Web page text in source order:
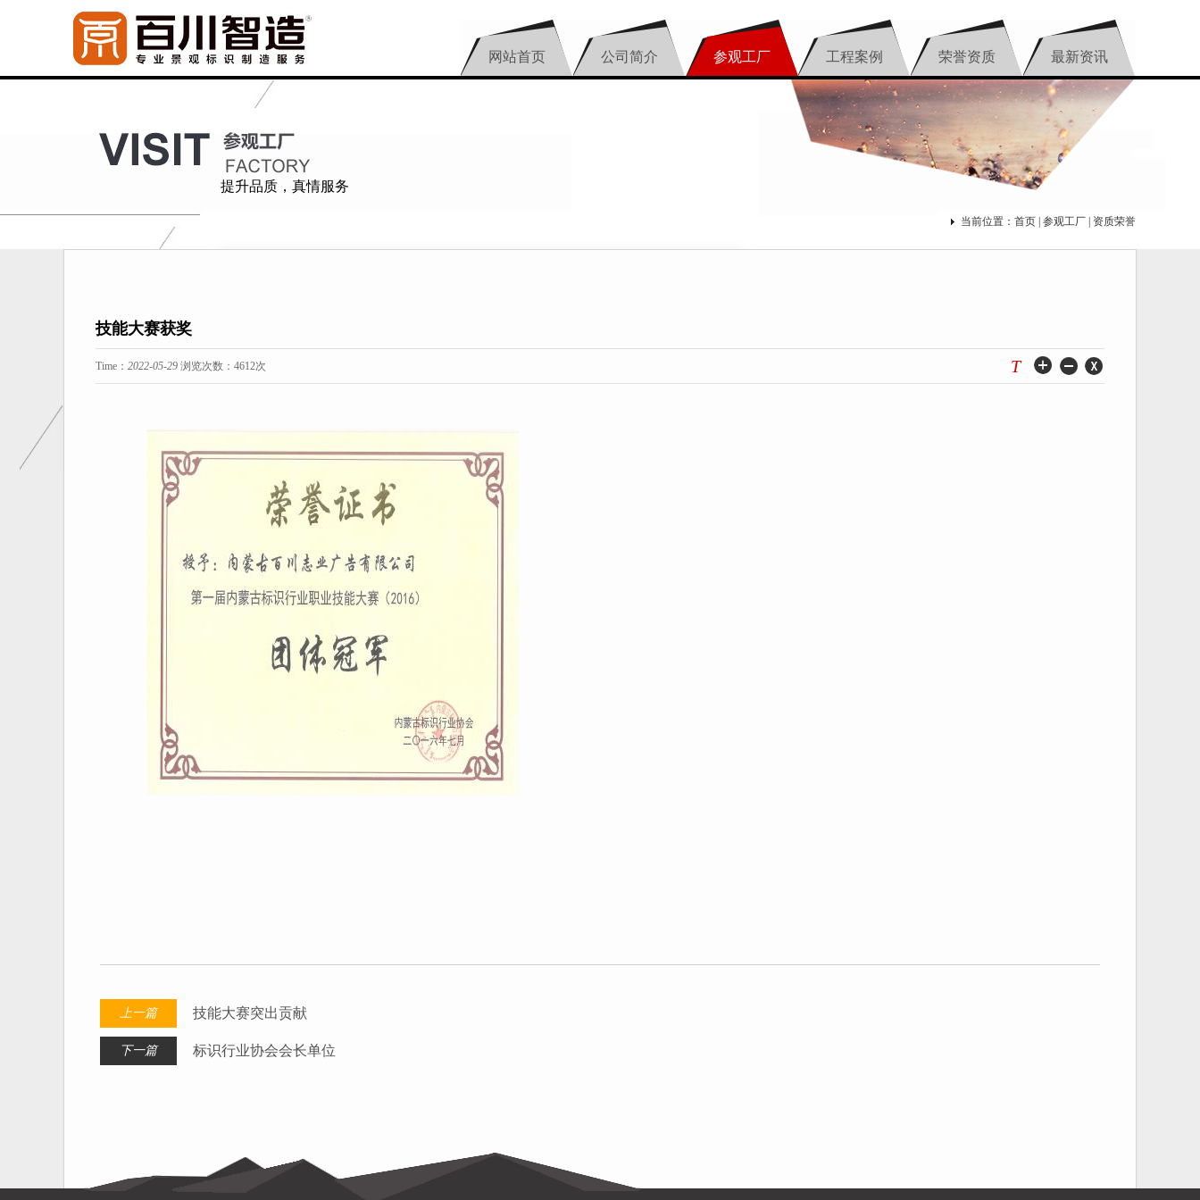
网站首页 公司简介 参观工厂 工程案例 荣誉资质 最新资讯
提升品质，真情服务
当前位置： 首页 参观工厂 | 资质荣誉
技能大赛获奖
Time： 2022-05-29 浏览次数： 4612次 T
上一篇 技能大赛突出贡献
下一篇 标识行业协会会长单位